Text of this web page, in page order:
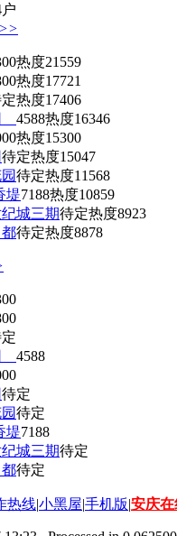
热度21559
热度17721
热度17406
4588热度16346
热度15300
待定热度15047
待定热度11568
堤7188热度10859
城三期待定热度8923
待定热度8878
4588
待定
待定
堤7188
城三期待定
待定
热线|小黑屋|手机版|安庆在